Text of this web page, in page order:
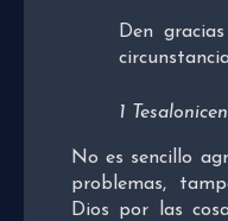
Den
1
No es sencillo
problemas,
Dios por las